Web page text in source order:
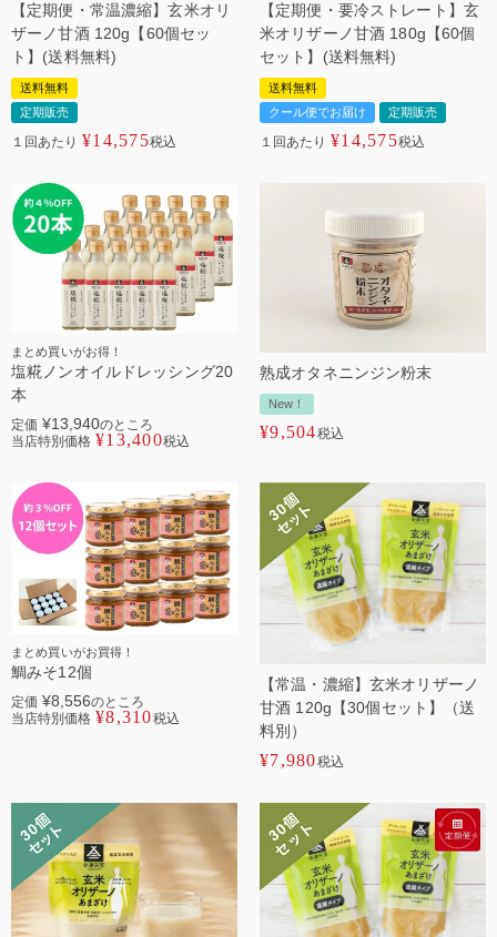
【定期便・常温濃縮】玄米オリ
ザーノ甘酒 120g【60個セッ
ト】(送料無料)
送料無料
定期販売
１回あたり ¥14,575税込
【定期便・要冷ストレート】玄
米オリザーノ甘酒 180g【60個
セット】(送料無料)
送料無料
クール便でお届け
定期販売
１回あたり ¥14,575税込
まとめ買いがお得！
塩糀ノンオイルドレッシング20
本
定価 ¥13,940のところ
当店特別価格 ¥13,400税込
熟成オタネニンジン粉末
New！
¥9,504税込
まとめ買いがお買得！
鯛みそ12個
定価 ¥8,556のところ
当店特別価格 ¥8,310税込
【常温・濃縮】玄米オリザーノ
甘酒 120g【30個セット】（送
料別）
¥7,980税込